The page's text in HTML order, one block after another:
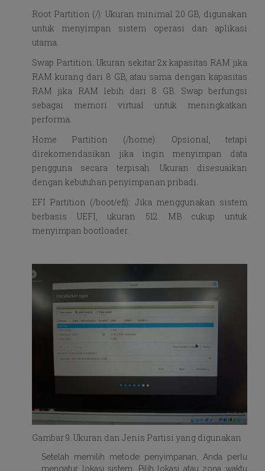
Root Partition (/): Ukuran minimal 20 GB, digunakan
untuk menyimpan sistem operasi dan aplikasi
utama.
Swap Partition: Ukuran sekitar 2x kapasitas RAM jika
RAM kurang dari 8 GB, atau sama dengan kapasitas
RAM jika RAM lebih dari 8 GB. Swap berfungsi
sebagai memori virtual untuk meningkatkan
performa.
Home Partition (/home): Opsional, tetapi
direkomendasikan jika ingin menyimpan data
pengguna secara terpisah. Ukuran disesuaikan
dengan kebutuhan penyimpanan pribadi.
EFI Partition (/boot/efi): Jika menggunakan sistem
berbasis UEFI, ukuran 512 MB cukup untuk
menyimpan bootloader.
Gambar 9. Ukuran dan Jenis Partisi yang digunakan
Setelah memilih metode penyimpanan, Anda perlu
mengatur lokasi sistem. Pilih lokasi atau zona waktu